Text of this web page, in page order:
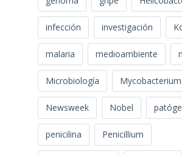
infección investigación
malaria medioambiente
Microbiología Mycobacterium
Newsweek Nobel
penicilina Penicillium